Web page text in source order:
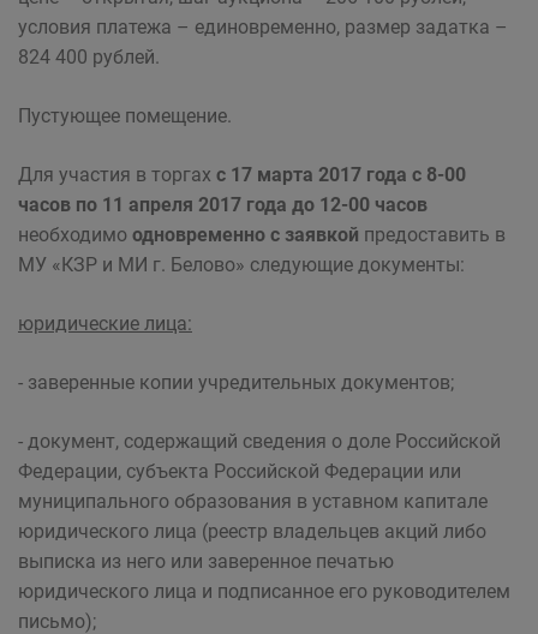
условия платежа – единовременно, размер задатка –
824 400 рублей.
Пустующее помещение.
Для участия в торгах с 17 марта 2017 года с 8-00
часов по 11 апреля 2017 года до 12-00 часов
необходимо одновременно с заявкой предоставить в
МУ «КЗР и МИ г. Белово» следующие документы:
юридические лица:
- заверенные копии учредительных документов;
- документ, содержащий сведения о доле Российской
Федерации, субъекта Российской Федерации или
муниципального образования в уставном капитале
юридического лица (реестр владельцев акций либо
выписка из него или заверенное печатью
юридического лица и подписанное его руководителем
письмо);